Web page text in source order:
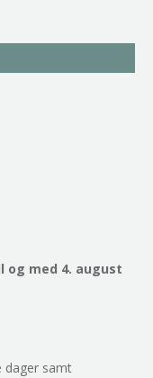
og med 4. august
dager samt